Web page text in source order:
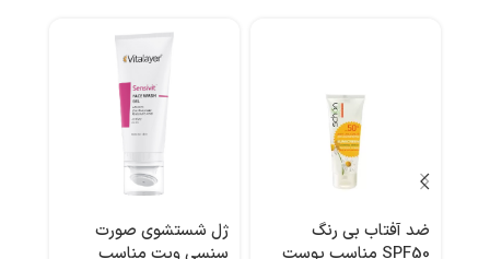
ضد آفتاب بی رنگ
ژل شستشوی صورت